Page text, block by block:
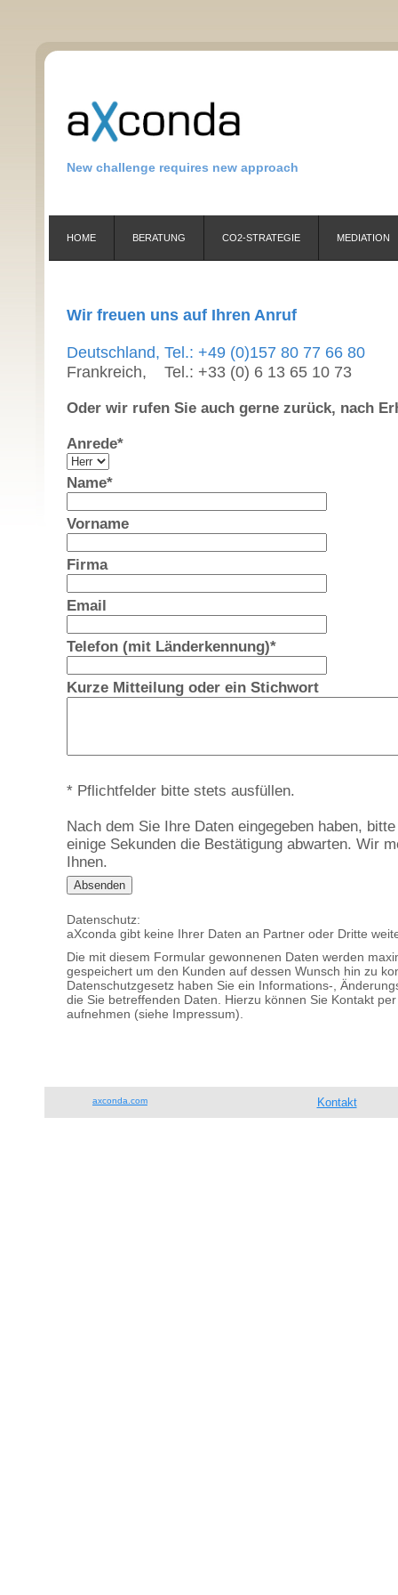
New challenge requires new approach
HOME BERATUNG CO2-STRATEGIE MEDIATION
Wir freuen uns auf Ihren Anruf
Deutschland, Tel.: +49 (0)157 80 77 66 80
Frankreich, Tel.: +33 (0) 6 13 65 10 73
Oder wir rufen Sie auch gerne zurück, nach
Anrede*
Name*
Vorname
Firma
Email
Telefon (mit Länderkennung)*
Kurze Mitteilung oder ein Stichwort
* Pflichtfelder bitte stets ausfüllen.
Nach dem Sie Ihre Daten eingegeben haben,
einige Sekunden die Bestätigung abwarten. Wir
Ihnen.
Datenschutz:
aXconda gibt keine Ihrer Daten an Partner oder Dritte
Die mit diesem Formular gewonnenen Daten werden
gespeichert um den Kunden auf dessen Wunsch hin zu
Datenschutzgesetz haben Sie ein Informations-,
die Sie betreffenden Daten. Hierzu können Sie Kontakt
aufnehmen (siehe Impressum).
axconda.com KontaktTel.: